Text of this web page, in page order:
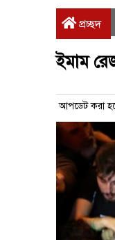
প্রচ্ছদ
ইমাম
আপডেট করা